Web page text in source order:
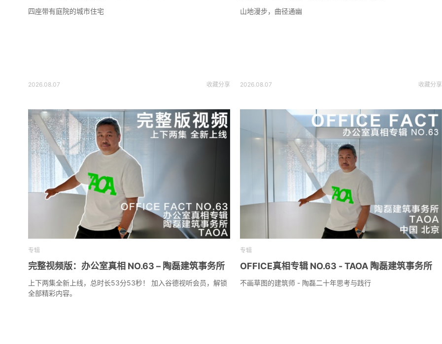
四座带有庭院的城市住宅
2026.08.07 收藏分享
山地漫步，曲径通幽
2026.08.07 收藏分享
专辑
完整视频版：办公室真相 NO.63 – 陶磊建筑事务所
上下两集全新上线，总时长53分53秒！ 加入谷德视听会员，解锁
全部精彩内容。
专辑
OFFICE真相专辑 NO.63 - TAOA 陶磊建筑事务所
不画草图的建筑师 - 陶磊二十年思考与践行